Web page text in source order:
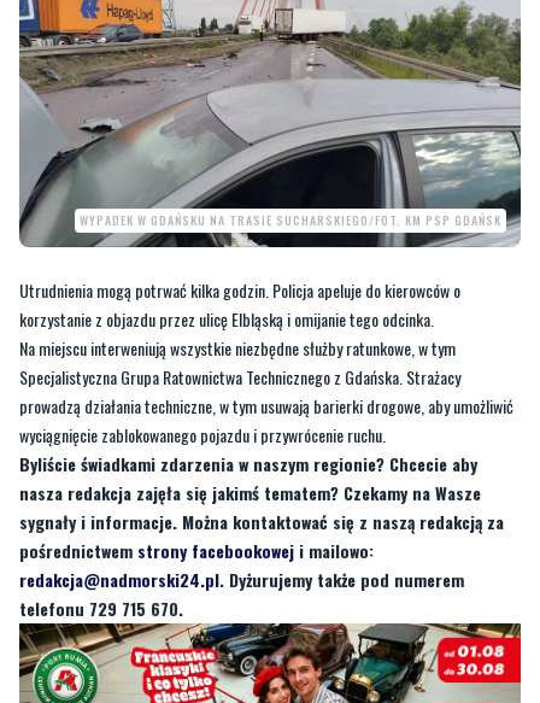
WYPADEK W GDAŃSKU NA TRASIE SUCHARSKIEGO/FOT. KM PSP GDAŃSK
Utrudnienia mogą potrwać kilka godzin. Policja apeluje do kierowców o
korzystanie z objazdu przez ulicę Elbląską i omijanie tego odcinka.
Na miejscu interweniują wszystkie niezbędne służby ratunkowe, w tym
Specjalistyczna Grupa Ratownictwa Technicznego z Gdańska. Strażacy
prowadzą działania techniczne, w tym usuwają barierki drogowe, aby umożliwić
wyciągnięcie zablokowanego pojazdu i przywrócenie ruchu.
Byliście świadkami zdarzenia w naszym regionie? Chcecie aby
nasza redakcja zajęła się jakimś tematem? Czekamy na Wasze
sygnały i informacje. Można kontaktować się z naszą redakcją za
pośrednictwem strony facebookowej i mailowo:
redakcja@nadmorski24.pl. Dyżurujemy także pod numerem
telefonu 729 715 670.